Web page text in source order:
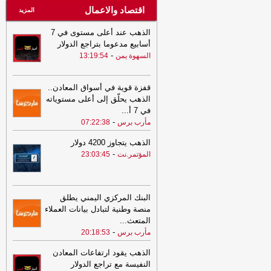
اقتصاد والاعمال المزيد
الذهب عند أعلى مستوى في 7
أسابيع مدعوما بتراجع الدولار
السهوة يمن -
13:19:54
قفزة قوية في أسواق المعادن..
الذهب يحلّق إلى أعلى مستوياته
في 7 أ
...
مأرب برس -
07:22:38
الذهب يتجاوز 4200 دولار
المؤتمر.نت -
23:03:45
البنك المركزي اليمني يطلق
منصة وطنية لتبادل بيانات العملاء
المتعث...
مأرب برس -
20:18:53
الذهب يقود ارتفاعات المعادن
النفيسة مع تراجع الدولار